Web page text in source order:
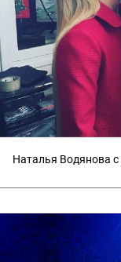
Наталья Водянова